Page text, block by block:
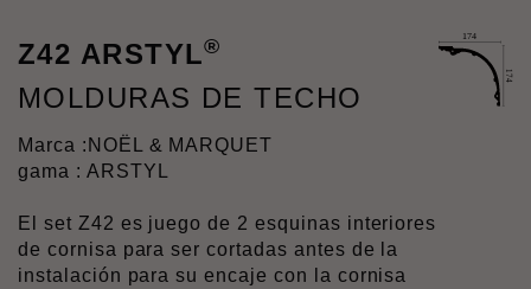
Z42 ARSTYL®
MOLDURAS DE TECHO
Marca : NOËL & MARQUET
gama : ARSTYL
El set Z42 es juego de 2 esquinas interiores
de cornisa para ser cortadas antes de la
instalación para su encaje con la cornisa